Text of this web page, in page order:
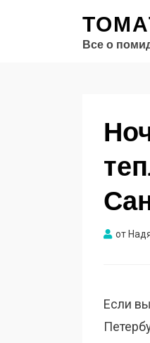
Все о
от
Если